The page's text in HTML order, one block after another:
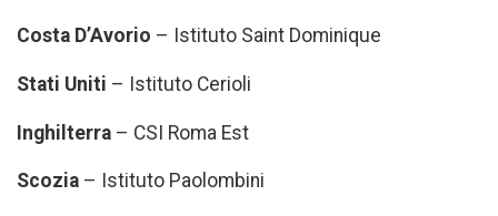
Costa D’Avorio – Istituto Saint Dominique
Stati Uniti – Istituto Cerioli
Inghilterra – CSI Roma Est
Scozia – Istituto Paolombini